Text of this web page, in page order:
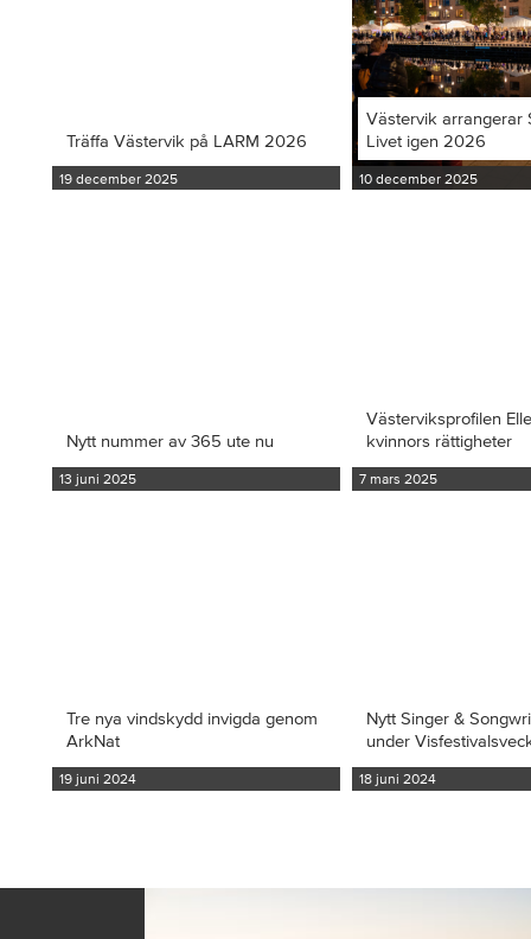
Träffa Västervik på LARM 2026
19 december 2025
Västervik arrangerar
Livet igen 2026
10 december 2025
Nytt nummer av 365 ute nu
13 juni 2025
Västerviksprofilen
kvinnors rättigheter
7 mars 2025
Tre nya vindskydd invigda genom
ArkNat
19 juni 2024
Nytt Singer &
under
18 juni 2024